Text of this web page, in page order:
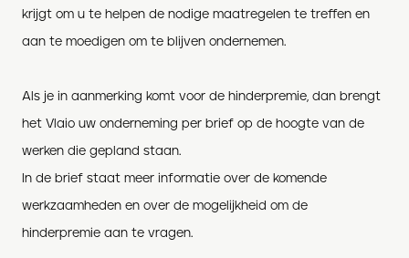
krijgt om u te helpen de nodige maatregelen te treffen en
aan te moedigen om te blijven ondernemen.
Als je in aanmerking komt voor de hinderpremie, dan brengt
het Vlaio uw onderneming per brief op de hoogte van de
werken die gepland staan.
In de brief staat meer informatie over de komende
werkzaamheden en over de mogelijkheid om de
hinderpremie aan te vragen.